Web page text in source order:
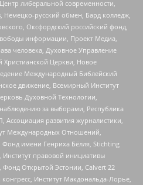
либеральной современности,
русский обмен, Бард колледж,
Оксфордский российский фонд,
информации, Проект Медиа,
человека, Духовное Управление
Христианской Церкви, Новое
Международный Библейский
движение, Всемирный Институт
Духовной Технологии,
за выборами, Республика
развития журналистики,
Международных Отношений,
имени Генриха Бёлля, Stichting
Институт правовой инициативы
Открытой Эстонии, Calvert 22
Институт Макдональда-Лорье,